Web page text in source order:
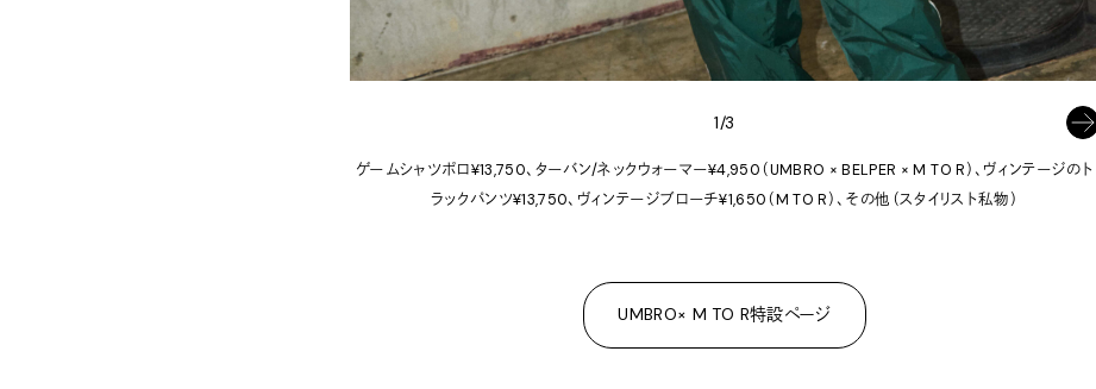
1/3
ゲームシャツポロ¥13,750、ターバン/ネックウォーマー¥4,950（UMBRO × BELPER × M TO R）、ヴィンテージのト
ラックパンツ¥13,750、ヴィンテージブローチ¥1,650（M TO R）、その他（スタイリスト私物）
UMBRO× M TO R特設ページ